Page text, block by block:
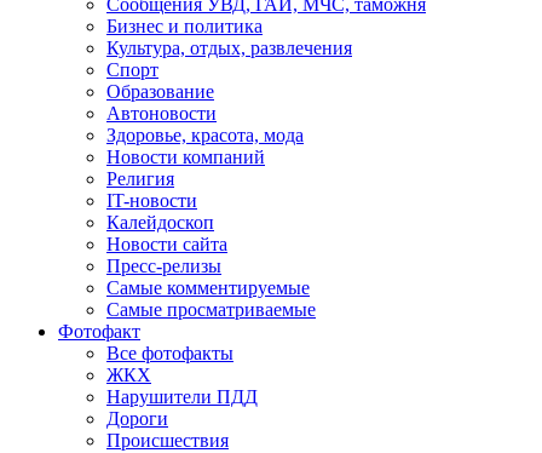
Сообщения УВД, ГАИ, МЧС, таможня
Бизнес и политика
Культура, отдых, развлечения
Спорт
Образование
Автоновости
Здоровье, красота, мода
Новости компаний
Религия
IT-новости
Калейдоскоп
Новости сайта
Пресс-релизы
Самые комментируемые
Самые просматриваемые
Фотофакт
Все фотофакты
ЖКХ
Нарушители ПДД
Дороги
Происшествия